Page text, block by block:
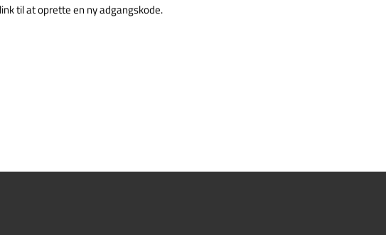
til at oprette en ny adgangskode.